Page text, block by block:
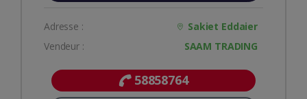
Adresse :
Sakiet Eddaier
Vendeur :
SAAM TRADING
58858764